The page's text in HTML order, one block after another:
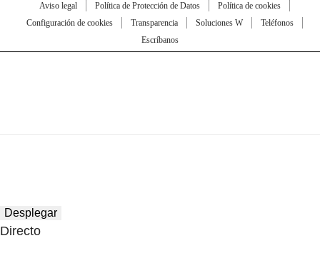
Aviso legal Política de Protección de Datos
Política de cookies
Configuración de cookies
Transparencia Soluciones W
Teléfonos
Escríbanos
Desplegar
Directo